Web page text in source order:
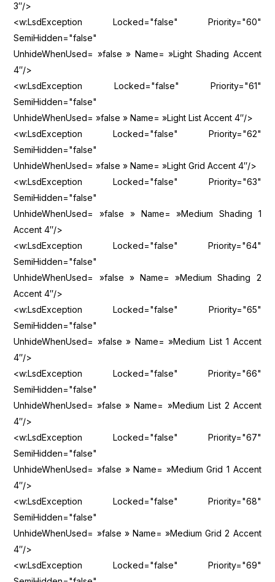
3″/>
<w:LsdException Locked="false" Priority="60"
SemiHidden="false"
UnhideWhenUsed= »false » Name= »Light Shading Accent
4″/>
<w:LsdException Locked="false" Priority="61"
SemiHidden="false"
UnhideWhenUsed= »false » Name= »Light List Accent 4″/>
<w:LsdException Locked="false" Priority="62"
SemiHidden="false"
UnhideWhenUsed= »false » Name= »Light Grid Accent 4″/>
<w:LsdException Locked="false" Priority="63"
SemiHidden="false"
UnhideWhenUsed= »false » Name= »Medium Shading 1
Accent 4″/>
<w:LsdException Locked="false" Priority="64"
SemiHidden="false"
UnhideWhenUsed= »false » Name= »Medium Shading 2
Accent 4″/>
<w:LsdException Locked="false" Priority="65"
SemiHidden="false"
UnhideWhenUsed= »false » Name= »Medium List 1 Accent
4″/>
<w:LsdException Locked="false" Priority="66"
SemiHidden="false"
UnhideWhenUsed= »false » Name= »Medium List 2 Accent
4″/>
<w:LsdException Locked="false" Priority="67"
SemiHidden="false"
UnhideWhenUsed= »false » Name= »Medium Grid 1 Accent
4″/>
<w:LsdException Locked="false" Priority="68"
SemiHidden="false"
UnhideWhenUsed= »false » Name= »Medium Grid 2 Accent
4″/>
<w:LsdException Locked="false" Priority="69"